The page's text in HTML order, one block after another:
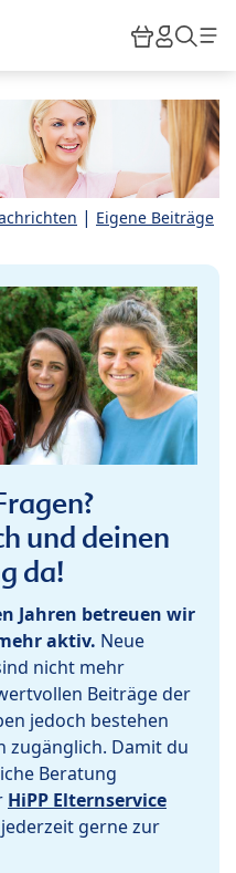
HiPP
| Eigene Beiträge
und deinen
da!
Jahren betreuen wir
aktiv. Neue
nicht mehr
Beiträge der
jedoch bestehen
zugänglich. Damit du
Beratung
HiPP Elternservice
gerne zur